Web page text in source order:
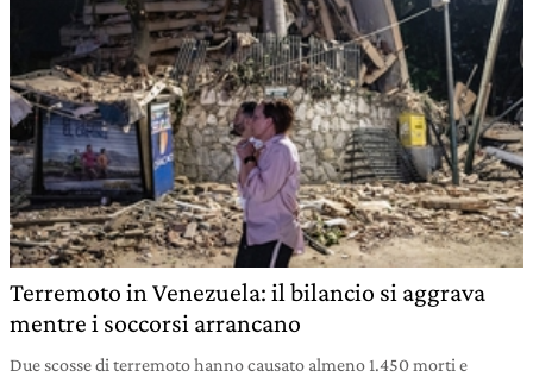
Terremoto in Venezuela: il bilancio si aggrava
mentre i soccorsi arrancano
Due scosse di terremoto hanno causato almeno 1.450 morti e